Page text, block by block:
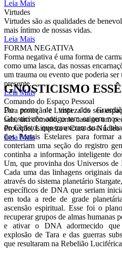
Leia Mais
Virtudes
Virtudes são as qualidades de
mais íntimo de nossas vidas.
Leia Mais
FORMA NEGATIVA
Forma negativa é uma forma de
como uma lasca, das nossas
um trauma ou evento que poderia
presente.
Leia Mais
Comando do Espaço Pessoal
Para proteção e Limpeza do seu
sala, um cômodo, uma casa ou um
Proteção, Limpeza e Cura do Núcleo
Leia Mais
GNOSTICISMO
Do ponto de vista dos
Gnosticismo antigo tem origem nos
do Christos que trouxeram suas
dos Portais Estelares para formar
conteriam uma seção do registro
continha a informação inteligente
Um, que provinha dos Universos
Cada uma das linhagens originais
através do sistema planetário
específicos de DNA que seriam
em toda a rede de grade
ascensão espiritual. Esse foi o
recuperar grupos de almas humanas
e ativar o DNA adormecido que
explosão de Tara e das guerras
que resultaram na Rebelião